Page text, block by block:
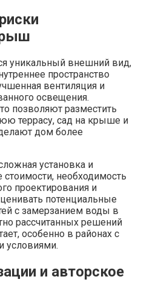
уникальный внешний вид,
пространство
вентиляция и
освещения.
позволяют разместить
террасу, сад на крыше и
дом более
установка и
необходимость
проектирования и
потенциальные
с замерзанием воды в
рассчитанных решений
особенно в районах с
условиями.
и авторское